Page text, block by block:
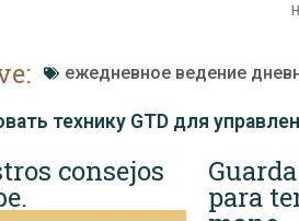
ежедневное ведение
consejos
para